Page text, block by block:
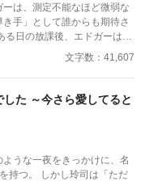
は、測定不能なほど微弱な
手」として誰からも期待さ
る日の放課後、エドガーは学
官、レオン・ヴァレンタイ
魔力ゆえに、五感が暴走す
、彼の苦痛を完全に溶かすこ
の専属の導き手になるん
ずの最強教官から底なしの
――！？ 孤独な二人の魂が共
※センチネルバ
醒者×導き手）です。
文字数：41,607
した ～今さら愛してると
司は「ただ